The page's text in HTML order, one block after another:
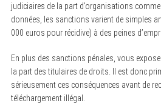
judiciaires de la part d’organisations comme
données, les sanctions varient de simples
000 euros pour récidive) à des peines
En plus des sanctions pénales, vous
la part des titulaires de droits. Il est donc
sérieusement ces conséquences avant de
téléchargement illégal.